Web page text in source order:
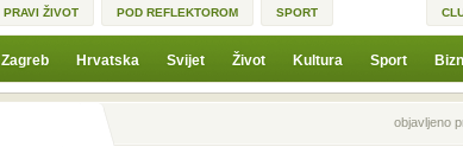
PRAVI ŽIVOT POD REFLEKTOROM SPORT
Zagreb Hrvatska Svijet Život Kultura Sport
Prethodna vijest
objavljeno